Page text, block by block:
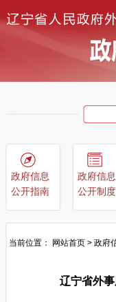
政府信息
公开指南
政府信息
公开制度
当前位置： 网站首页> 政府
辽宁省外